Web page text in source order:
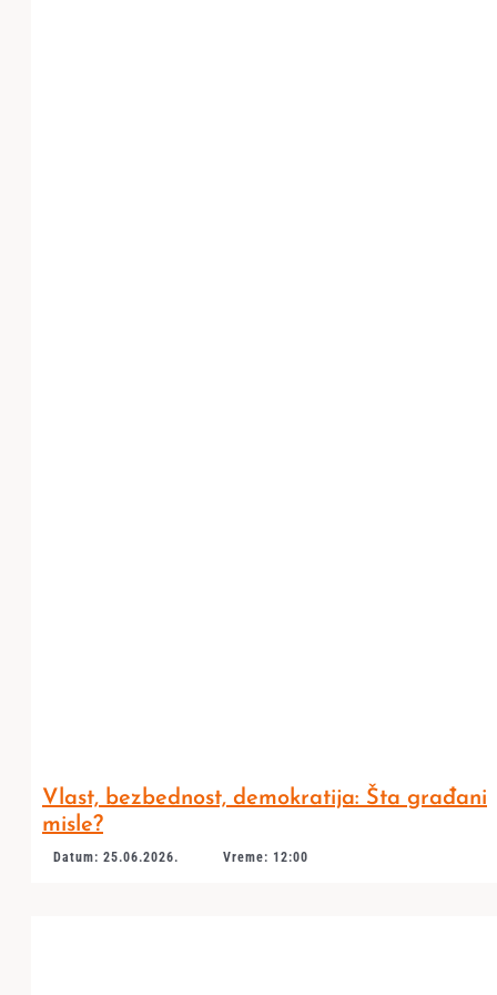
Vlast, bezbednost, demokratija: Šta građani
misle?
Datum: 25.06.2026. Vreme: 12:00